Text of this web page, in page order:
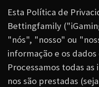
Esta Política de
Bettingfamily
"nós", "nosso" ou
informação e os
Processamos todas
nos são prestadas